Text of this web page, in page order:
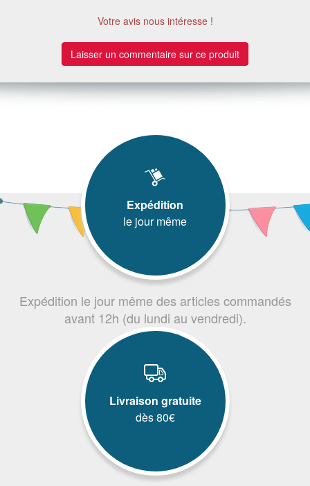
Votre avis nous intéresse !
Laisser un commentaire sur ce produit
Expédition
le jour même
Expédition le jour même des articles commandés
avant 12h (du lundi au vendredi).
Livraison gratuite
dès 80€